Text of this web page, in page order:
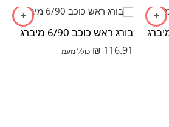
בורג ראש כוכב 6/90 מיברג
116.91
₪ כולל מעמ